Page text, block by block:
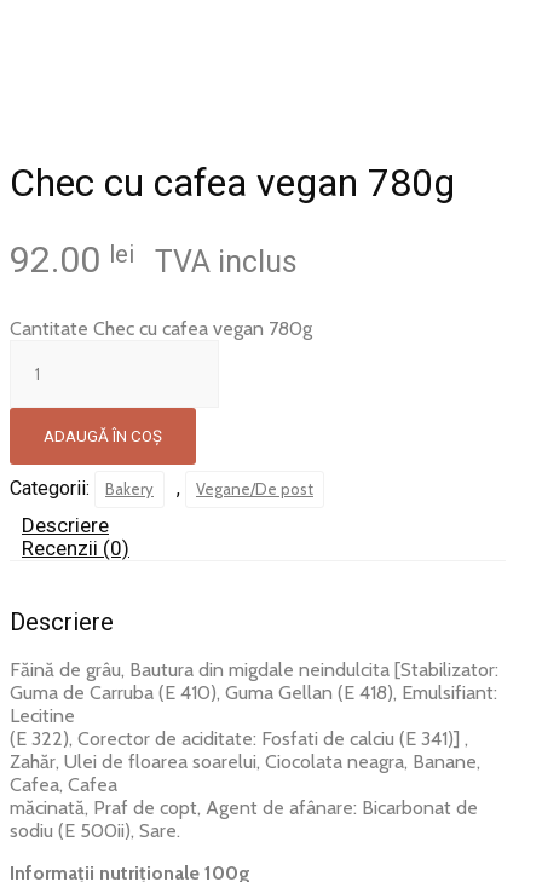
Chec cu cafea vegan 780g
92.00 lei TVA inclus
Cantitate Chec cu cafea vegan 780g
ADAUGĂ ÎN COȘ
Categorii: Bakery , Vegane/De post
Descriere
Recenzii (0)
Descriere
Făină de grâu, Bautura din migdale neindulcita [Stabilizator:
Guma de Carruba (E 410), Guma Gellan (E 418), Emulsifiant:
Lecitine
(E 322), Corector de aciditate: Fosfati de calciu (E 341)] ,
Zahăr, Ulei de floarea soarelui, Ciocolata neagra, Banane,
Cafea, Cafea
măcinată, Praf de copt, Agent de afânare: Bicarbonat de
sodiu (E 500ii), Sare.
Informații nutriționale 100g